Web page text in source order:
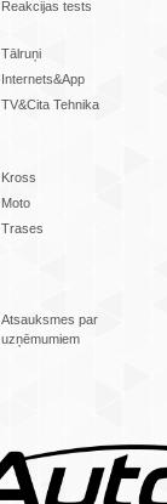
Reakcijas tests
Tālruņi
Internets&App
TV&Cita Tehnika
Kross
Moto
Trases
Atsauksmes par
uzņēmumiem